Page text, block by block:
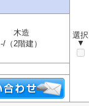
選択
▼
木造
-/（2階建）